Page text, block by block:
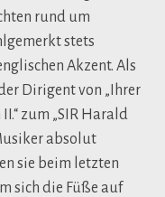
rund um
stets
Akzent. Als
Dirigent von „Ihrer
zum „SIR Harald
absolut
sie beim letzten
sich die Füße auf